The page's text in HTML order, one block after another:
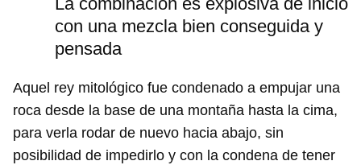
con una mezcla bien conseguida y
pensada
Aquel rey mitológico fue condenado a empujar una
roca desde la base de una montaña hasta la cima,
para verla rodar de nuevo hacia abajo, sin
posibilidad de impedirlo y con la condena de tener